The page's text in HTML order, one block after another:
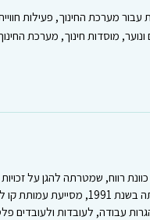
עבור מערכת החינוך, פעילות
מוסדות חינוך, מערכת
רווח, שמטרתה להגן על
במשק הישראלי. מאז הקמתה בשנת
עבודה, לעובדות ולעובדים